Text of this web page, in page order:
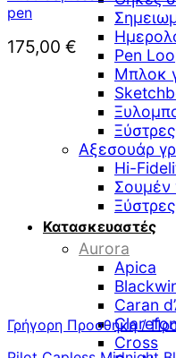
Pen
Μπλοκ
Αξεσουάρ
Hi-
Σουμέν
Κατασκευαστές
Aurora
Apica
Caran
Cross
pen
175,00 €
Γρήγορη Προσθήκη /